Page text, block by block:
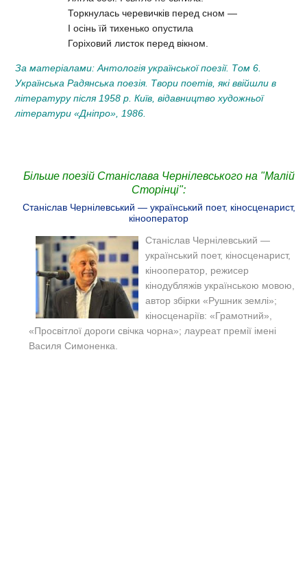
Торкнулась черевичків перед сном —
І осінь їй тихенько опустила
Горіховий листок перед вікном.
За матеріалами: Антологія української поезії. Том 6.
Українська Радянська поезія. Твори поетів, які ввійшли в
літературу після 1958 р. Київ, відавництво художньої
літератури «Дніпро», 1986.
Більше поезій Станіслава Чернілевського на "Малій
Сторінці":
Станіслав Чернілевський — український поет, кіносценарист,
кінооператор
Станіслав Чернілевський —
український поет, кіносценарист,
кінооператор, режисер
кінодубляжів українською мовою,
автор збірки «Рушник землі»;
кіносценаріїв: «Грамотний»,
«Просвітлої дороги свічка чорна»; лауреат премії імені
Василя Симоненка.